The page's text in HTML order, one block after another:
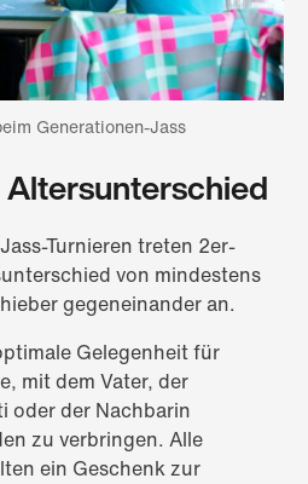
Generationen-Jass
Turnieren treten 2er-
von mindestens
gegeneinander an.
Gelegenheit für
mit dem Vater, der
oder der Nachbarin
zu verbringen. Alle
ein Geschenk zur